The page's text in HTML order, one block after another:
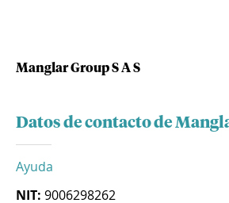
Manglar Group S A S
Datos de contacto de
Ayuda
NIT: 9006298262